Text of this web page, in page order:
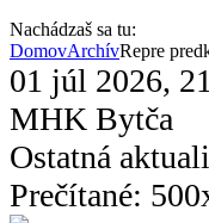
Nachádzaš sa tu:
DomovArchívRepre
01 júl 2026,
MHK Bytča
Ostatná
Prečítané: